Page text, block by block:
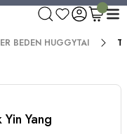
Kargo Bedava!
BEDEN HUGGYTAI
Yang